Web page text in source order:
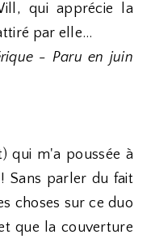
qui apprécie la
par elle...
- Paru en juin
qui m'a poussée à
Sans parler du fait
choses sur ce duo
que la couverture